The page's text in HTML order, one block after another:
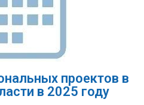
проектов в
в 2025 году